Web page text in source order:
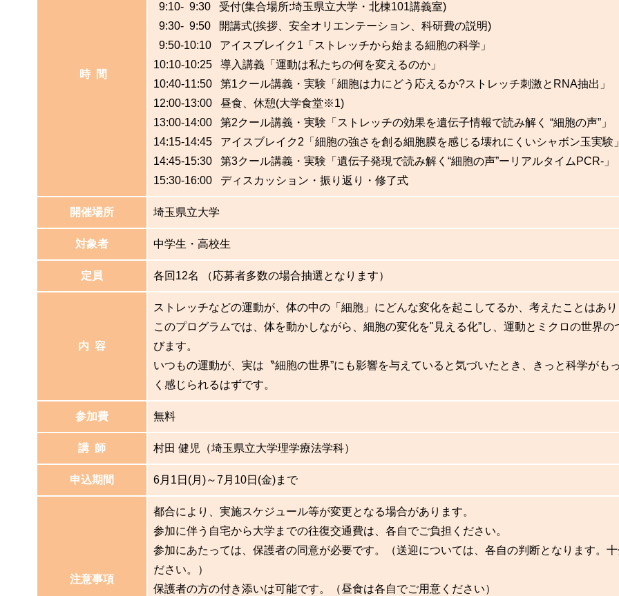
時 間
9:10- 9:30 受付(集合場所:埼玉県立大学・北棟101講義室)
9:30- 9:50 開講式(挨拶、安全オリエンテーション、科研費の説明)
9:50-10:10 アイスブレイク1「ストレッチから始まる細胞の科学」
10:10-10:25 導入講義「運動は私たちの何を変えるのか」
10:40-11:50 第1クール講義・実験「細胞は力にどう応えるか?ストレッチ刺激とRNA抽出」
12:00-13:00 昼食、休憩(大学食堂※1)
13:00-14:00 第2クール講義・実験「ストレッチの効果を遺伝子情報で読み解く “細胞の声”」
14:15-14:45 アイスブレイク2「細胞の強さを創る細胞膜を感じる壊れにくいシャボン玉実験
14:45-15:30 第3クール講義・実験「遺伝子発現で読み解く“細胞の声”ーリアルタイムPCR-」
15:30-16:00 ディスカッション・振り返り・修了式
開催場所 埼玉県立大学
対象者 中学生・高校生
定員 各回12名 （応募者多数の場合抽選となります）
内 容
ストレッチなどの運動が、体の中の「細胞」にどんな変化を起こしてるか、考えたことはあ
このプログラムでは、体を動かしながら、細胞の変化を"見える化”し、運動とミクロの世界の
びます。
いつもの運動が、実は〝細胞の世界”にも影響を与えていると気づいたとき、きっと科学がも
く感じられるはずです。
参加費 無料
講 師 村田 健児（埼玉県立大学理学療法学科）
申込期間 6月1日(月)～7月10日(金)まで
注意事項
都合により、実施スケジュール等が変更となる場合があります。
参加に伴う自宅から大学までの往復交通費は、各自でご負担ください。
参加にあたっては、保護者の同意が必要です。（送迎については、各自の判断となります。
ださい。）
保護者の方の付き添いは可能です。（昼食は各自でご用意ください）